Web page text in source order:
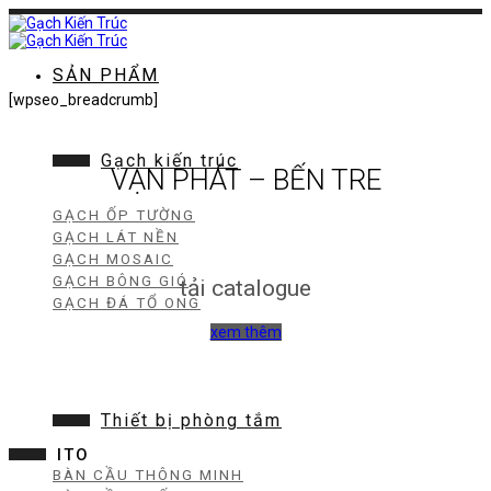
Chuyển
đến
nội
SẢN PHẨM
Gạch kiến trúc
GẠCH ỐP TƯỜNG
GẠCH LÁT NỀN
GẠCH MOSAIC
GẠCH BÔNG GIÓ
GẠCH ĐÁ TỔ ONG
Thiết bị phòng tắm
BÀN CẦU THÔNG MINH
[wpseo_breadcrumb]
VẠN PHÁT – BẾN TRE
tải catalogue
xem thêm
ITO